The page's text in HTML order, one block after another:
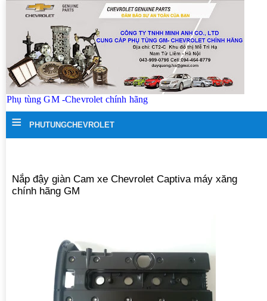
Phụ tùng GM -Chevrolet chính hãng
≡ PHUTUNGCHEVROLET
Nắp đậy giàn Cam xe Chevrolet Captiva máy xăng
chính hãng GM